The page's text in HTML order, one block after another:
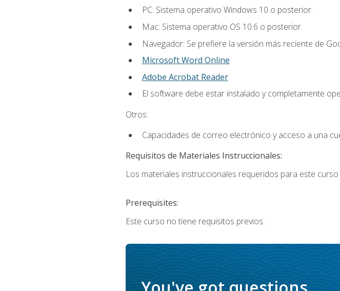
PC: Sistema operativo Windows 10 o posterior.
Mac: Sistema operativo OS 10.6 o posterior.
Navegador: Se prefiere la versión más reciente de
Microsoft Word Online
Adobe Acrobat Reader
El software debe estar instalado y completamente
Otros:
Capacidades de correo electrónico y acceso a una
Requisitos de Materiales Instruccionales:
Los materiales instruccionales requeridos para este
Prerequisites:
Este curso no tiene requisitos previos.